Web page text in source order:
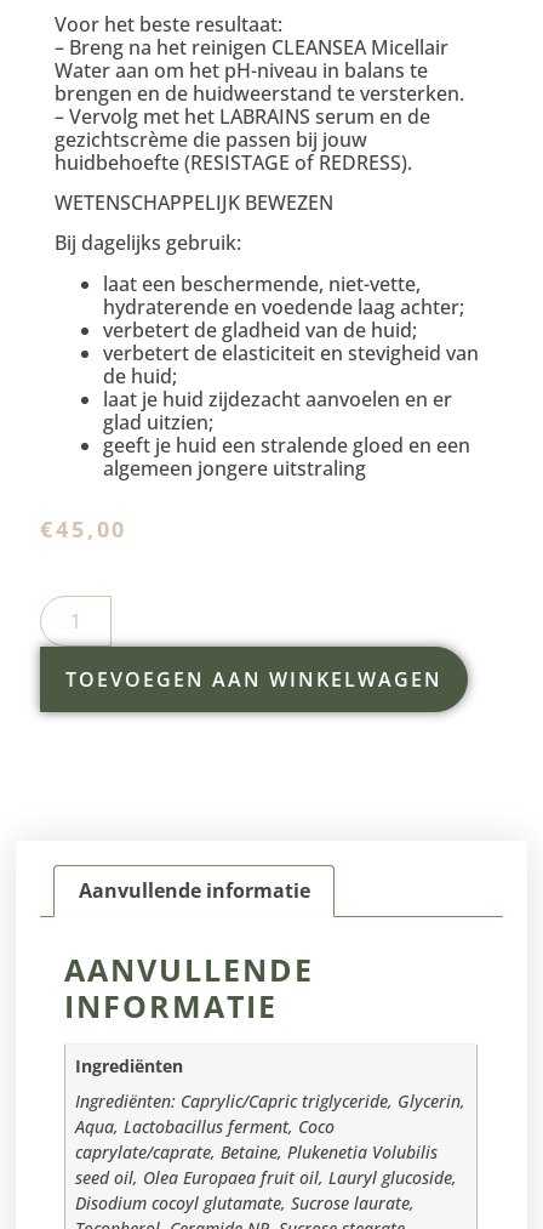
Voor het beste resultaat:
– Breng na het reinigen CLEANSEA Micellair
Water aan om het pH-niveau in balans te
brengen en de huidweerstand te versterken.
– Vervolg met het LABRAINS serum en de
gezichtscrème die passen bij jouw
huidbehoefte (RESISTAGE of REDRESS).
WETENSCHAPPELIJK BEWEZEN
Bij dagelijks gebruik:
laat een beschermende, niet-vette,
hydraterende en voedende laag achter;
verbetert de gladheid van de huid;
verbetert de elasticiteit en stevigheid van
de huid;
laat je huid zijdezacht aanvoelen en er
glad uitzien;
geeft je huid een stralende gloed en een
algemeen jongere uitstraling
€45,00
TOEVOEGEN AAN WINKELWAGEN
Aanvullende informatie
AANVULLENDE
INFORMATIE
Ingrediënten
Ingrediënten: Caprylic/Capric triglyceride, Glycerin,
Aqua, Lactobacillus ferment, Coco
caprylate/caprate, Betaine, Plukenetia Volubilis
seed oil, Olea Europaea fruit oil, Lauryl glucoside,
Disodium cocoyl glutamate, Sucrose laurate,